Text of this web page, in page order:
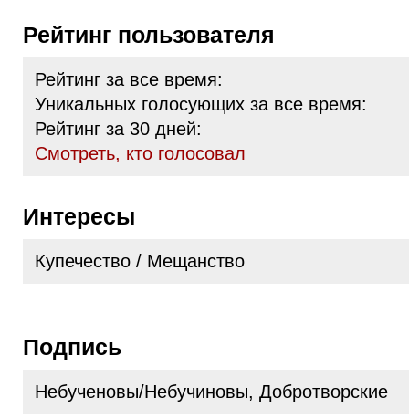
Рейтинг пользователя
Рейтинг за все время:
Уникальных голосующих за все время:
Рейтинг за 30 дней:
Cмотреть, кто голосовал
Интересы
Купечество / Мещанство
Подпись
Небученовы/Небучиновы, Добротворские